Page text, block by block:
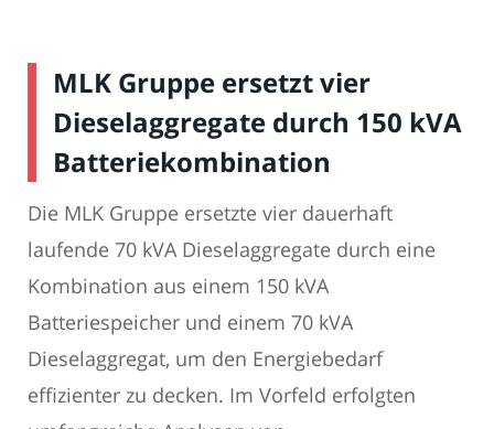
MLK Gruppe ersetzt vier
Dieselaggregate durch 150 kVA
Batteriekombination
Die MLK Gruppe ersetzte vier dauerhaft
laufende 70 kVA Dieselaggregate durch eine
Kombination aus einem 150 kVA
Batteriespeicher und einem 70 kVA
Dieselaggregat, um den Energiebedarf
effizienter zu decken. Im Vorfeld erfolgten